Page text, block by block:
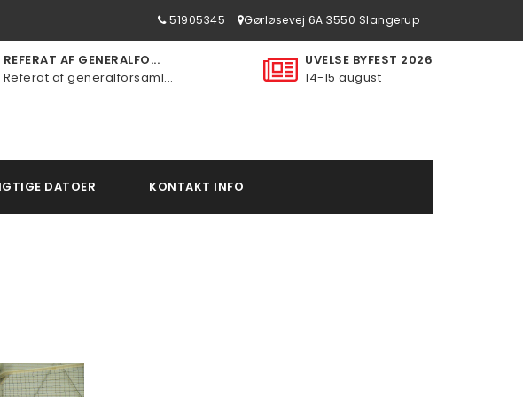
51905345 Gørløsevej 6A 3550 Slangerup
REFERAT AF GENERALFO...
Referat af generalforsaml...
UVELSE BYFEST 2026
14-15 august
DATOER KONTAKT INFO